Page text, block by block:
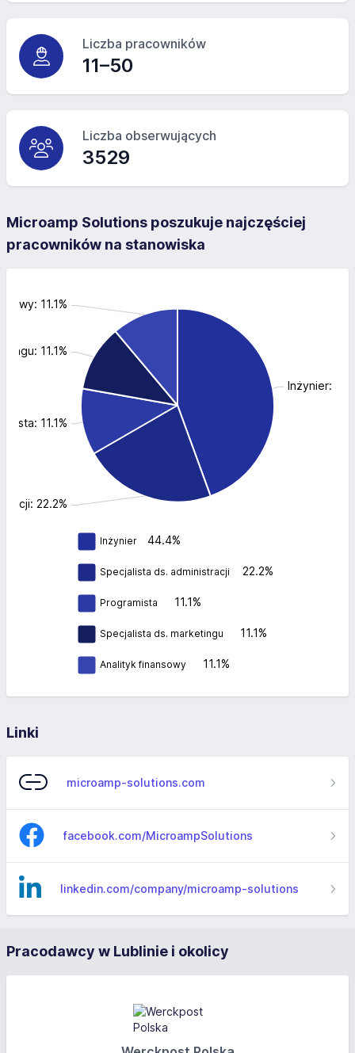
Liczba pracowników
11–50
Liczba obserwujących
3529
Microamp Solutions poszukuje najczęściej
pracowników na stanowiska
Inżynier:
22.2%
11.1%
11.1%
11.1%
Inżynier 44.4%
Specjalista ds. administracji 22.2%
Programista 11.1%
Specjalista ds. marketingu 11.1%
Analityk finansowy 11.1%
Linki
microamp-solutions.com
facebook.com/MicroampSolutions
linkedin.com/company/microamp-solutions
Pracodawcy w Lublinie i okolicy